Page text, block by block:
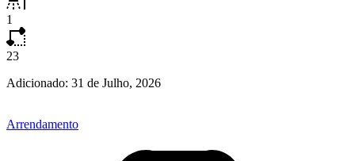
1
23
Adicionado: 31 de Julho, 2026
Arrendamento